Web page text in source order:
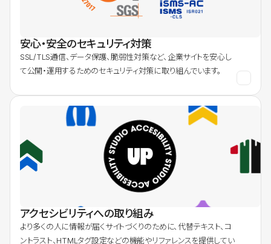
安心・安全のセキュリティ対策
SSL/TLS通信、データ保護、脆弱性対策など、企業サイトを安心し
て公開・運用するためのセキュリティ対策に取り組んでいます。
アクセシビリティへの取り組み
より多くの人に情報が届くサイトづくりのために、代替テキスト、コ
ントラスト、HTMLタグ設定などの機能やリファレンスを提供してい